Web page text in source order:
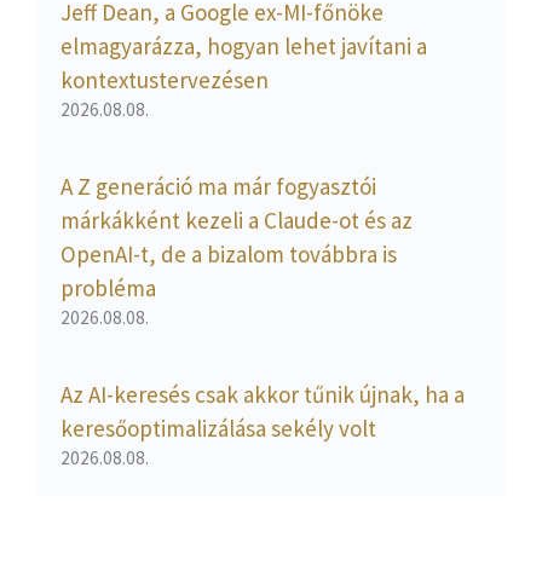
Jeff Dean, a Google ex-MI-főnöke
elmagyarázza, hogyan lehet javítani a
kontextustervezésen
2026.08.08.
A Z generáció ma már fogyasztói
márkákként kezeli a Claude-ot és az
OpenAI-t, de a bizalom továbbra is
probléma
2026.08.08.
Az AI-keresés csak akkor tűnik újnak, ha a
keresőoptimalizálása sekély volt
2026.08.08.